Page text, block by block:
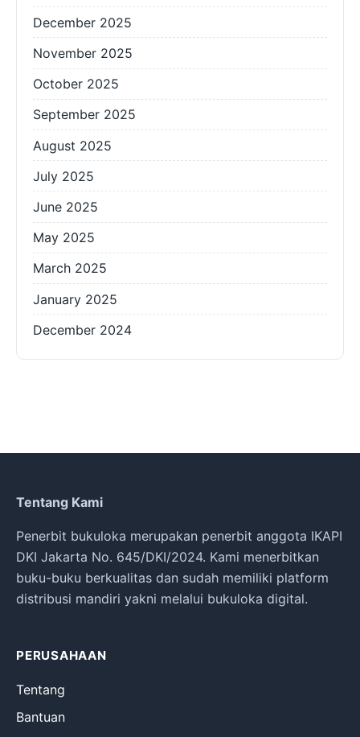
December 2025
November 2025
October 2025
September 2025
August 2025
July 2025
June 2025
May 2025
March 2025
January 2025
December 2024
Tentang Kami
Penerbit bukuloka merupakan penerbit anggota IKAPI
DKI Jakarta No. 645/DKI/2024. Kami menerbitkan
buku-buku berkualitas dan sudah memiliki platform
distribusi mandiri yakni melalui bukuloka digital.
PERUSAHAAN
Tentang
Bantuan